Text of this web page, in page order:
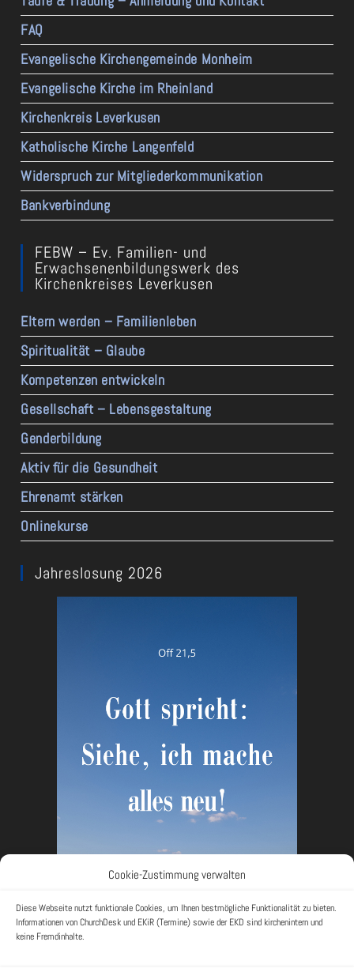
Cookie-Zustimmung verwalten
Diese Webseite nutzt funktionale Cookies, um Ihnen bestmögliche Funktionalität zu bieten.
Informationen von ChurchDesk und EKiR (Termine) sowie der EKD sind kirchenintern und
keine Fremdinhalte.
FAQ
Evangelische Kirchengemeinde Monheim
Evangelische Kirche im Rheinland
Kirchenkreis Leverkusen
Katholische Kirche Langenfeld
Widerspruch zur Mitgliederkommunikation
Bankverbindung
FEBW – Ev. Familien- und
Erwachsenenbildungswerk des
Kirchenkreises Leverkusen
Eltern werden – Familienleben
Spiritualität – Glaube
Kompetenzen entwickeln
Gesellschaft – Lebensgestaltung
Genderbildung
Aktiv für die Gesundheit
Ehrenamt stärken
Onlinekurse
Jahreslosung 2026